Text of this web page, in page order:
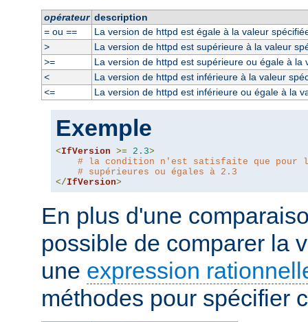
opérateur description
=ou ==
La version de httpd est égale à la valeur
>
La version de httpd est supérieure à la valeur
>=
La version de httpd est supérieure ou égale à la
<
La version de httpd est inférieure à la valeur
<=
La version de httpd est inférieure ou égale à la
Exemple
<IfVersion >= 2.3>
# la condition n'est satisfaite que pour
# supérieures ou égales à 2.3
</IfVersion>
En plus d'une
possible de comparer la
une expression
méthodes pour spécifier